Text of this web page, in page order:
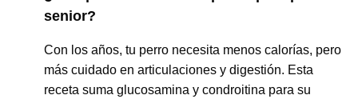
senior?
Con los años, tu perro necesita menos calorías, pero
más cuidado en articulaciones y digestión. Esta
receta suma glucosamina y condroitina para su